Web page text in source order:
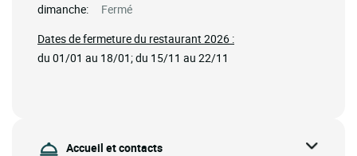
dimanche:
Fermé
Dates de fermeture du restaurant 2026 :
du 01/01 au 18/01; du 15/11 au 22/11
Accueil et contacts